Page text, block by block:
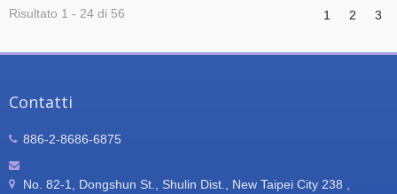
Risultato 1 - 24 di 56 1 2 3
Contatti
886-2-8686-6875
No. 82-1, Dongshun St., Shulin Dist., New Taipei City 238 ,